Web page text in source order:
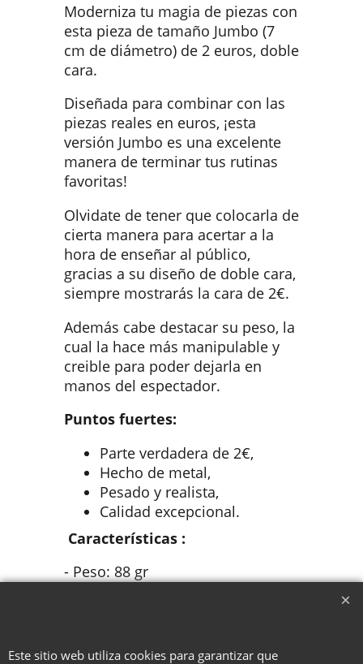
Moderniza tu magia de piezas con
esta pieza de tamaño Jumbo (7
cm de diámetro) de 2 euros, doble
cara.
Diseñada para combinar con las
piezas reales en euros, ¡esta
versión Jumbo es una excelente
manera de terminar tus rutinas
favoritas!
Olvidate de tener que colocarla de
cierta manera para acertar a la
hora de enseñar al público,
gracias a su diseño de doble cara,
siempre mostrarás la cara de 2€.
Además cabe destacar su peso, la
cual la hace más manipulable y
creible para poder dejarla en
manos del espectador.
Puntos fuertes:
Parte verdadera de 2€,
Hecho de metal,
Pesado y realista,
Calidad excepcional.
Características :
- Peso: 88 gr
Este sitio web utiliza cookies para garantizar que